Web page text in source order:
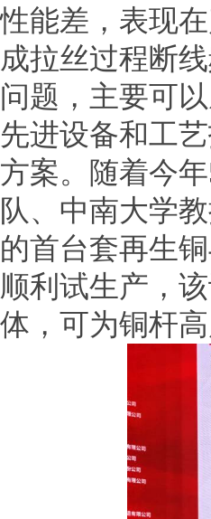
性能差，表现
成拉丝过程断
问题，主要可
先进设备和工
方案。随着今
队、中南大学
的首台套再生
顺利试生产，
体，可为铜杆